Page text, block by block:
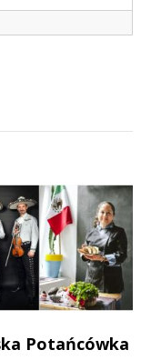
Potańcówka